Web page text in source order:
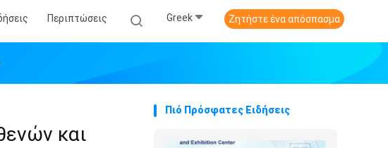
Περιπτώσεις Greek Ζητήστε ένα απόσπασμα
και
Πιό Πρόσφατες Ειδήσεις